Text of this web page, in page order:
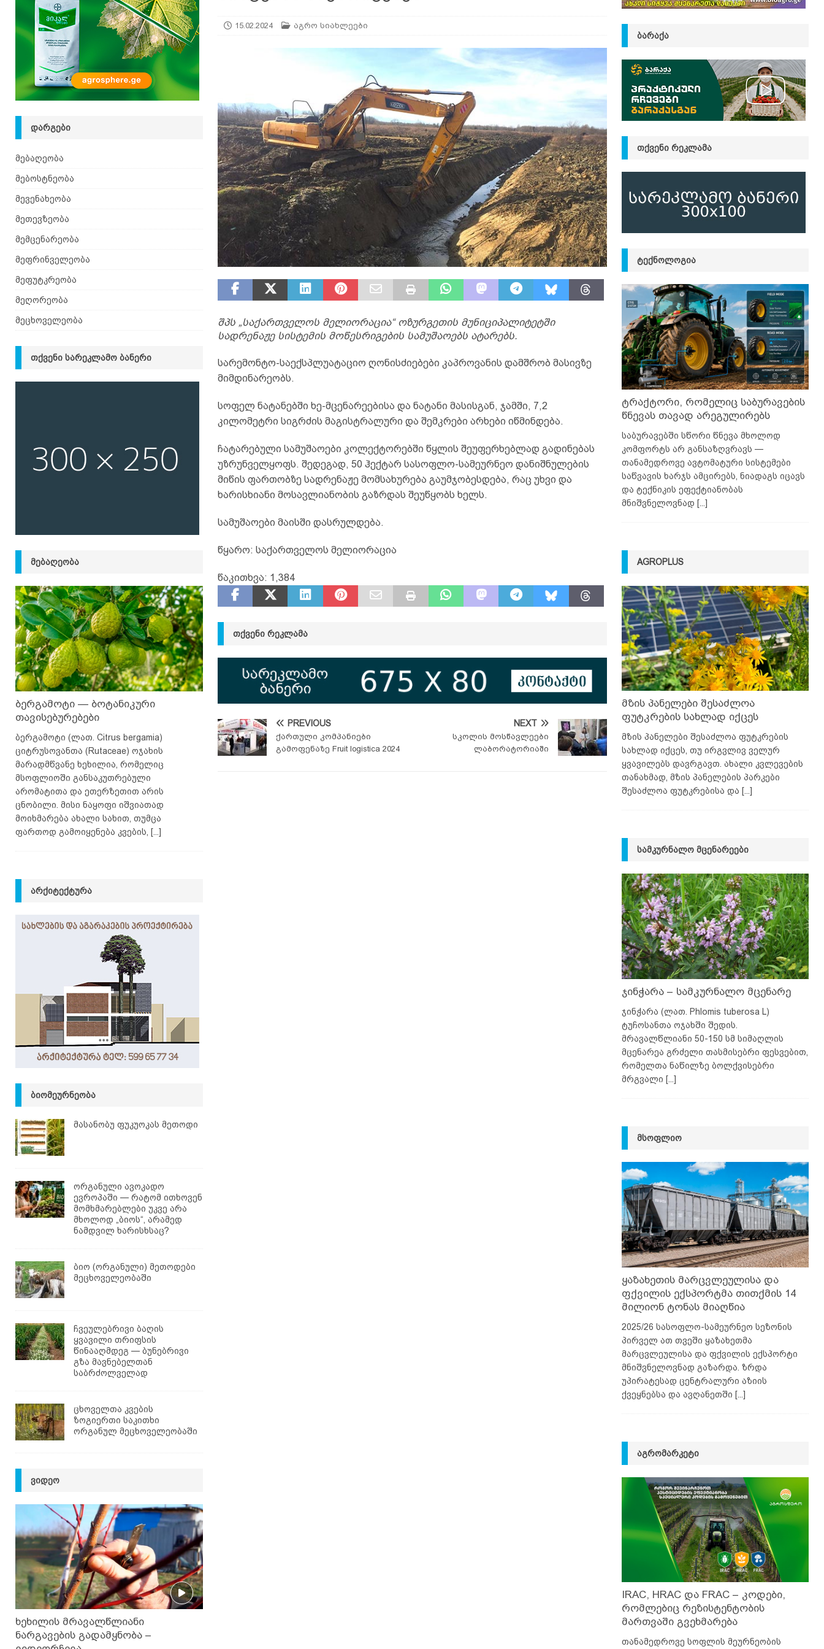
15.02.2024 აგრო სიახლეები
შპს „საქართველოს მელიორაცია“ ოზურგეთის მუნიციპალიტეტში
სადრენაჟე სისტემის მოწესრიგების სამუშაოებს ატარებს.
სარემონტო-საექსპლუატაციო ღონისძიებები კაპროვანის დამშრობ მასივზე
მიმდინარეობს.
სოფელ ნატანებში ხე-მცენარეებისა და ნატანი მასისგან, ჯამში, 7,2
კილომეტრი სიგრძის მაგისტრალური და შემკრები არხები იწმინდება.
ჩატარებული სამუშაოები კოლექტორებში წყლის შეუფერხებლად გადინებას
უზრუნველყოფს. შედეგად, 50 ჰექტარ სასოფლო-სამეურნეო დანიშნულების
მიწის ფართობზე სადრენაჟე მომსახურება გაუმჯობესდება, რაც უხვი და
ხარისხიანი მოსავლიანობის გაზრდას შეუწყობს ხელს.
სამუშაოები მაისში დასრულდება.
წყარო: საქართველოს მელიორაცია
წაკითხვა: 1,384
ᲗᲥᲕᲔᲜᲘ ᲠᲔᲙᲚᲐᲛᲐ
PREVIOUS
ქართული კომპანიები
გამოფენაზე Fruit logistica 2024
NEXT
სკოლის მოსწავლეები
ლაბორატორიაში
ᲓᲐᲠᲒᲔᲑᲘ
მებაღეობა
მებოსტნეობა
მევენახეობა
მეთევზეობა
მემცენარეობა
მეფრინველეობა
მეფუტკრეობა
მეღორეობა
მეცხოველეობა
ᲗᲥᲕᲔᲜᲘ ᲡᲐᲠᲔᲙᲚᲐᲛᲝ ᲑᲐᲜᲔᲠᲘ
ᲛᲔᲑᲐᲦᲔᲝᲑᲐ
ბერგამოტი — ბოტანიკური
თავისებურებები
ბერგამოტი (ლათ. Citrus bergamia)
ციტრუსოვანთა (Rutaceae) ოჯახის
მარადმწვანე ხეხილია, რომელიც
მსოფლიოში განსაკუთრებული
არომატითა და ეთერზეთით არის
ცნობილი. მისი ნაყოფი იშვიათად
მოიხმარება ახალი სახით, თუმცა
ფართოდ გამოიყენება კვების,
[...]
ᲐᲠᲥᲘᲢᲔᲥᲢᲣᲠᲐ
ᲑᲘᲝᲛᲔᲣᲠᲜᲔᲝᲑᲐ
მასანობუ ფუკუოკას მეთოდი
ორგანული ავოკადო
ევროპაში — რატომ ითხოვენ
მომხმარებლები უკვე არა
მხოლოდ „ბიოს“, არამედ
ნამდვილ ხარისხსაც?
ბიო (ორგანული) მეთოდები
მეცხოველეობაში
ჩვეულებრივი ბაღის
ყვავილი თრიფსის
წინააღმდეგ — ბუნებრივი
გზა მავნებელთან
საბრძოლველად
ცხოველთა კვების
ზოგიერთი საკითხი
ორგანულ მეცხოველეობაში
ᲕᲘᲓᲔᲝ
ხეხილის მრავალწლიანი
ნარგავების გადამყნობა –
ᲑᲐᲠᲐᲥᲐ
ᲗᲥᲕᲔᲜᲘ ᲠᲔᲙᲚᲐᲛᲐ
ᲢᲔᲥᲜᲝᲚᲝᲒᲘᲐ
ტრაქტორი, რომელიც საბურავების
წნევას თავად არეგულირებს
საბურავებში სწორი წნევა მხოლოდ
კომფორტს არ განსაზღვრავს —
თანამედროვე ავტომატური სისტემები
საწვავის ხარჯს ამცირებს, ნიადაგს იცავს
და ტექნიკის ეფექტიანობას
მნიშვნელოვნად [...]
AGROPLUS
მზის პანელები შესაძლოა
ფუტკრების სახლად იქცეს
მზის პანელები შესაძლოა ფუტკრების
სახლად იქცეს, თუ ირგვლივ ველურ
ყვავილებს დავრგავთ. ახალი კვლევების
თანახმად, მზის პანელების პარკები
შესაძლოა ფუტკრებისა და [...]
ᲡᲐᲛᲙᲣᲠᲜᲐᲚᲝ ᲛᲪᲔᲜᲐᲠᲔᲔᲑᲘ
ჯინჭარა – სამკურნალო მცენარე
ჯინჭარა (ლათ. Phlomis tuberosa L)
ტუჩოსანთა ოჯახში შედის.
მრავალწლიანი 50-150 სმ სიმაღლის
მცენარეა გრძელი თასმისებრი ფესვებით,
რომელთა ნაწილზე ბოლქვისებრი
მრგვალი [...]
ᲛᲡᲝᲤᲚᲘᲝ
ყაზახეთის მარცვლეულისა და
ფქვილის ექსპორტმა თითქმის 14
მილიონ ტონას მიაღწია
2025/26 სასოფლო-სამეურნეო სეზონის
პირველ ათ თვეში ყაზახეთმა
მარცვლეულისა და ფქვილის ექსპორტი
მნიშვნელოვნად გაზარდა. ზრდა
უპირატესად ცენტრალური აზიის
ქვეყნებსა და ავღანეთში [...]
ᲐᲒᲠᲝᲛᲐᲠᲙᲔᲢᲘ
IRAC, HRAC და FRAC – კოდები,
რომლებიც რეზისტენტობის
მართვაში გვეხმარება
თანამედროვე სოფლის მეურნეობის